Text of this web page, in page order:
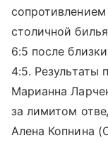
столичной
6:5 после
4:5. Результаты
Марианна
за лимитом
Алена Копнина